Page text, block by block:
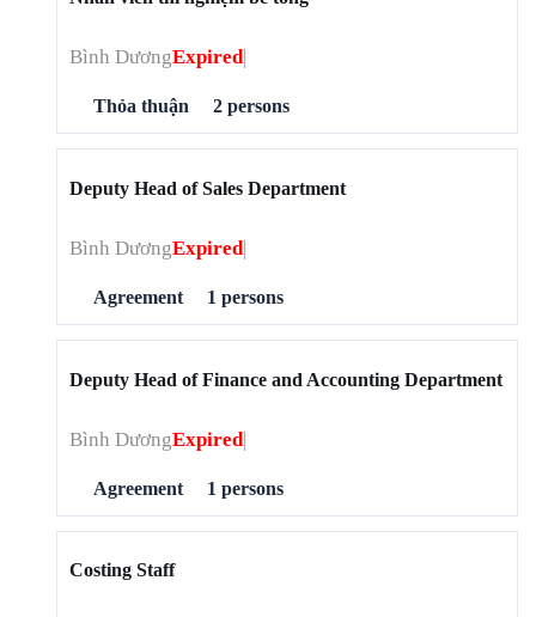
Bình DươngExpired
Thỏa thuận 2 persons
Deputy Head of Sales Department
Bình DươngExpired
Agreement 1 persons
Deputy Head of Finance and Accounting Department
Bình DươngExpired
Agreement 1 persons
Costing Staff